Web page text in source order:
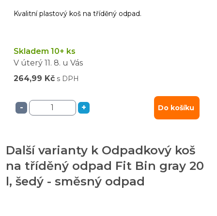
Kvalitní plastový koš na tříděný odpad.
Skladem 10+ ks
V úterý 11. 8. u Vás
264,99 Kč s DPH
- + Do košíku
Další varianty k Odpadkový koš
na tříděný odpad Fit Bin gray 20
l, šedý - směsný odpad